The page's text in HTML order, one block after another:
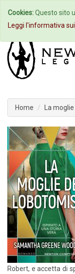
Home
Home La
Robert, e accetta di
Cookies:Questo sito
Leggi l'informativa